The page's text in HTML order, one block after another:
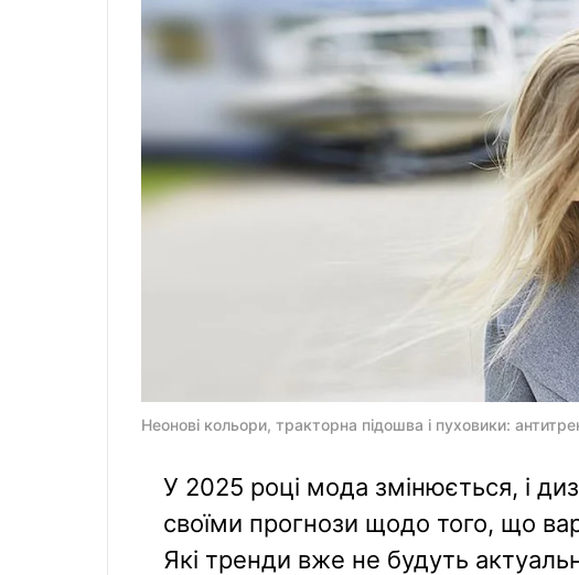
Неонові кольори, тракторна підошва і пуховики:
У 2025 році мода змінюється, і
своїми прогнози щодо того, що
Які тренди вже не будуть